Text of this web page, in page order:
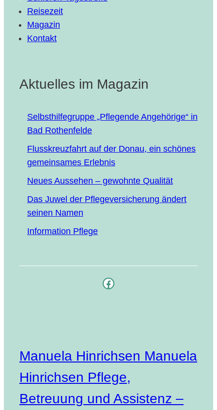
Reisezeit
Magazin
Kontakt
Aktuelles im Magazin
Selbst­hil­fe­grup­pe „Pfle­gen­de Ange­hö­ri­ge“ in
Bad Rothenfelde
Fluss­kreuz­fahrt auf der Donau, ein schö­nes
gemein­sa­mes Erlebnis
Neu­es Aus­se­hen – gewohn­te Qualität
Das Juwel der Pfle­ge­ver­si­che­rung ändert
sei­nen Namen
Infor­ma­ti­on Pflege
Facebook
Manuela Hinrichsen Manuela
Hinrichsen Pflege,
Betreuung und Assistenz –